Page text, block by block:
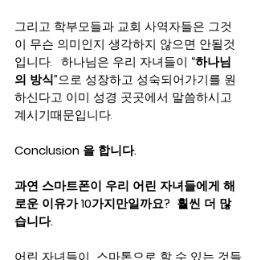
그리고 학부모들과 교회 사역자들은 그것
이 무슨 의미인지 생각하지 않으면 안될것
입니다.   하나님은 우리 자녀들이 “하나님
의 방식”으로 성장하고 성숙되어가기를 원
하신다고 이미 성경 곳곳에서 말씀하시고
계시기때문입니다.
Conclusion 을 합니다.
과연 스마트폰이 우리 어린 자녀들에게 해
로운 이유가 10가지만일까요?  훨씬 더 많
습니다.
어린 자녀들이  스마톤으로 할 수 있는 것들